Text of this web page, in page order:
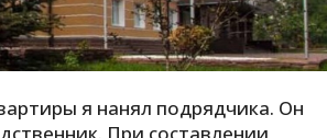
Т
я нанял подрядчика. Он
При составлении